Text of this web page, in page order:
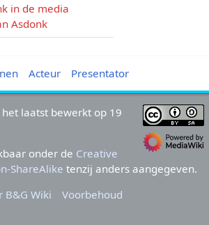
in de media
Asdonk
Acteur Presentator
laatst bewerkt op 19
onder de Creative
ShareAlike tenzij anders aangegeven.
B&G Wiki Voorbehoud